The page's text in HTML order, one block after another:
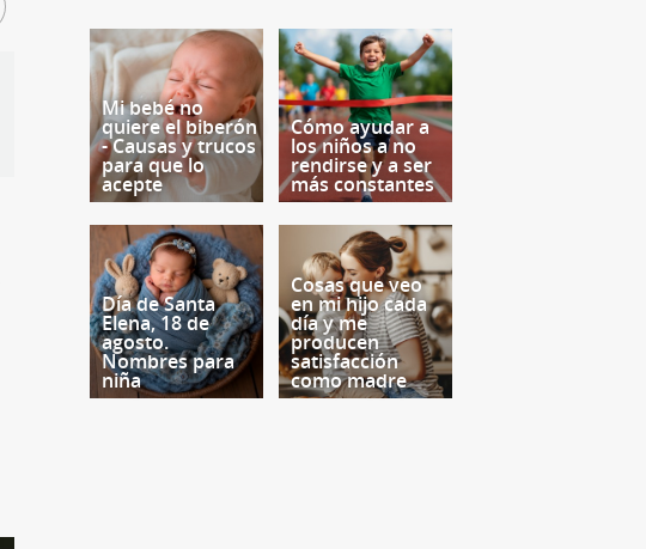
Mi bebé no
quiere el biberón
- Causas y trucos
para que lo
acepte
Cómo ayudar a
los niños a no
rendirse y a ser
más constantes
Día de Santa
Elena, 18 de
agosto.
Nombres para
niña
Cosas que veo
en mi hijo cada
día y me
producen
satisfacción
como madre